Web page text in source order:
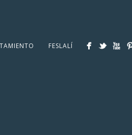
FESLALÍ